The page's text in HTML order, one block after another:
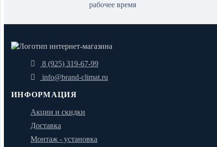
рабочее время
8 (925) 319-67-99
info@brand-climat.ru
ИНФОРМАЦИЯ
Акции и скидки
Доставка
Монтаж - установка